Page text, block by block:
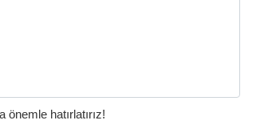
hatırlatırız!